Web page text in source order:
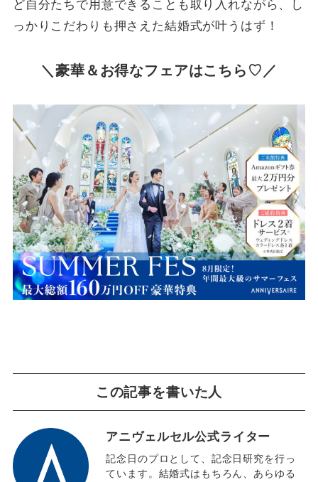
ど自分たちで用意できることも取り入れながら、し
っかりこだわりも押さえた結婚式が叶うはず！
＼豪華＆お得なフェアはこちら♡ ／
この記事を書いた人
アニヴェルセル公式ライター
記念日のプロとして、記念日研究を行っ
ています。結婚式はもちろん、あらゆる